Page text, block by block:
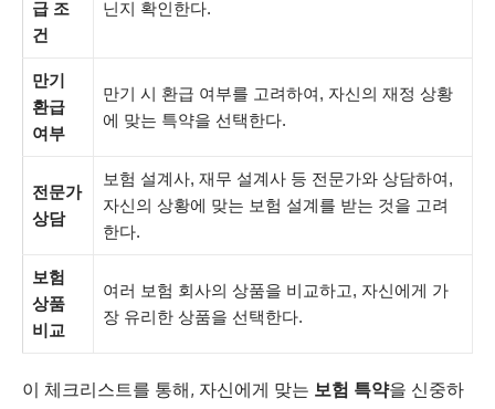
급 조
건
닌지 확인한다.
만기
환급
여부
만기 시 환급 여부를 고려하여, 자신의 재정 상황
에 맞는 특약을 선택한다.
전문가
상담
보험 설계사, 재무 설계사 등 전문가와 상담하여,
자신의 상황에 맞는 보험 설계를 받는 것을 고려
한다.
보험
상품
비교
여러 보험 회사의 상품을 비교하고, 자신에게 가
장 유리한 상품을 선택한다.
이 체크리스트를 통해, 자신에게 맞는 보험 특약을 신중하